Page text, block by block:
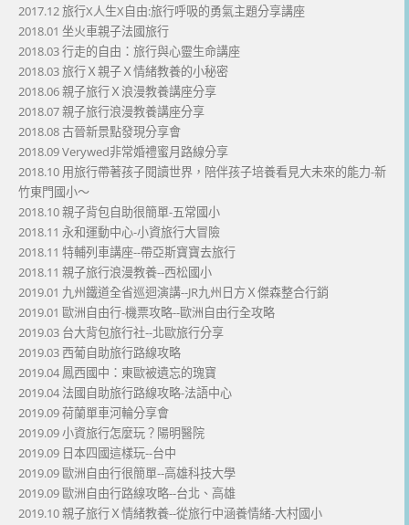
2017.12 旅行X人生X自由:旅行呼吸的勇氣主題分享講座
2018.01 坐火車親子法國旅行
2018.03 行走的自由：旅行與心靈生命講座
2018.03 旅行Ｘ親子Ｘ情緒教養的小秘密
2018.06 親子旅行Ｘ浪漫教養講座分享
2018.07 親子旅行浪漫教養講座分享
2018.08 古晉新景點發現分享會
2018.09 Verywed非常婚禮蜜月路線分享
2018.10 用旅行帶著孩子閱讀世界，陪伴孩子培養看見大未來的能力-新
竹東門國小～
2018.10 親子背包自助很簡單-五常國小
2018.11 永和運動中心-小資旅行大冒險
2018.11 特輔列車講座--帶亞斯寶寶去旅行
2018.11 親子旅行浪漫教養--西松國小
2019.01 九州鐵道全省巡迴演講--JR九州日方Ｘ傑森整合行銷
2019.01 歐洲自由行-機票攻略--歐洲自由行全攻略
2019.03 台大背包旅行社--北歐旅行分享
2019.03 西葡自助旅行路線攻略
2019.04 鳳西國中：東歐被遺忘的瑰寶
2019.04 法國自助旅行路線攻略-法語中心
2019.09 荷蘭單車河輪分享會
2019.09 小資旅行怎麼玩？陽明醫院
2019.09 日本四國這樣玩--台中
2019.09 歐洲自由行很簡單--高雄科技大學
2019.09 歐洲自由行路線攻略--台北、高雄
2019.10 親子旅行Ｘ情緒教養--從旅行中涵養情緒-大村國小